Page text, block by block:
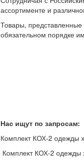
ассортименте и
Товары,
обязательном порядке
Нас ищут по запросам:
Комплект КОХ-2 одежды
Комплект КОХ-2 одежды